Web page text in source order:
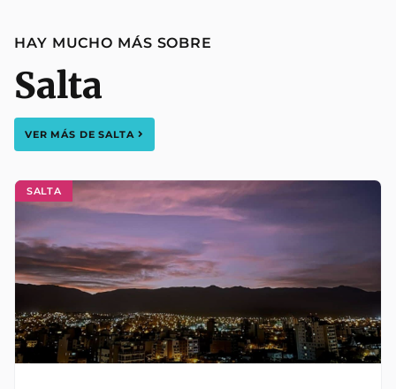
HAY MUCHO MÁS SOBRE
Salta
VER MÁS DESALTA
SALTA